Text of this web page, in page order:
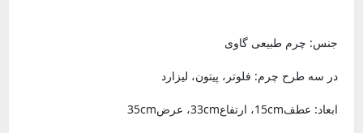
جنس: چرم طبیعی گاوی
در سه طرح چرم: فلوتر، پیتون، لیزارد
ابعاد: عطف15cm، ارتفاع33cm، عرض35cm